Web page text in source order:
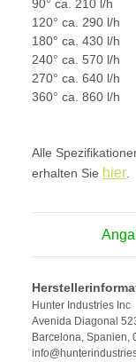
90° ca. 210 l/h
120° ca. 290 l/h
180° ca. 430 l/h
240° ca. 570 l/h
270° ca. 640 l/h
360° ca. 860 l/h
Alle
erhalten Sie hier.
Hunter Industries Inc
Avenida Diagonal
Barcelona, Spanien,